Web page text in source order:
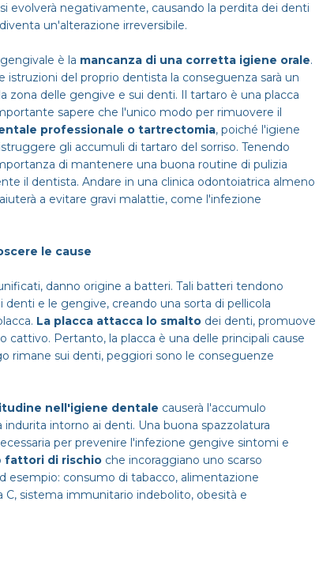
evolverà negativamente, causando la perdita dei denti
un'alterazione irreversibile.
è la mancanza di una corretta igiene orale.
istruzioni del proprio dentista la conseguenza sarà un
zona delle gengive e sui denti. Il tartaro è una placca
sapere che l'unico modo per rimuovere il
professionale o tartrectomia, poiché l'igiene
gli accumuli di tartaro del sorriso. Tenendo
di mantenere una buona routine di pulizia
il dentista. Andare in una clinica odontoiatrica almeno
a evitare gravi malattie, come l'infezione
le cause
danno origine a batteri. Tali batteri tendono
denti e le gengive, creando una sorta di pellicola
La placca attacca lo smalto dei denti, promuove
cattivo. Pertanto, la placca è una delle principali cause
rimane sui denti, peggiori sono le conseguenze
nell'igiene dentale causerà l'accumulo
intorno ai denti. Una buona spazzolatura
per prevenire l'infezione gengive sintomi e
fattori di rischio che incoraggiano uno scarso
esempio: consumo di tabacco, alimentazione
sistema immunitario indebolito, obesità e